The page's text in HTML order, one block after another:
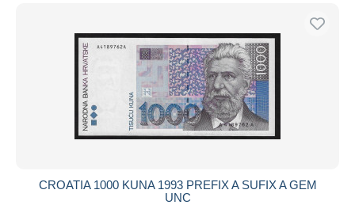
CROATIA 1000 KUNA 1993 PREFIX A SUFIX A GEM
UNC